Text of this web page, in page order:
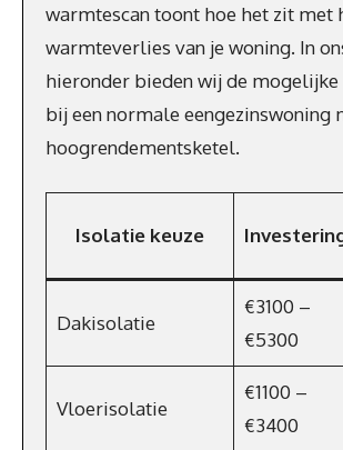
warmtescan toont hoe het zit met
warmteverlies van je woning. In
hieronder bieden wij de
bij een normale eengezinswoning
hoogrendementsketel.
Isolatie keuze
Dakisolatie
€3100 –
€5300
Vloerisolatie
€1100 –
€3400